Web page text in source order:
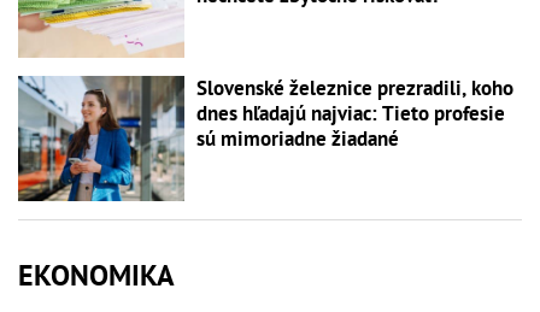
Slovenské železnice prezradili, koho
dnes hľadajú najviac: Tieto profesie
sú mimoriadne žiadané
EKONOMIKA